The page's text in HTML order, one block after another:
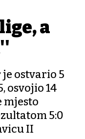
a
ostvario 5
osvojio 14
mjesto
5:0
II